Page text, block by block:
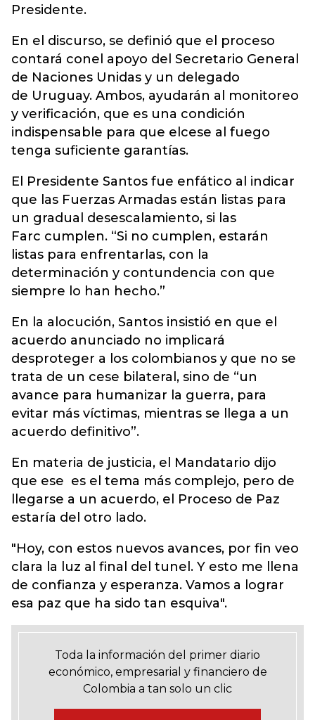
Presidente.
En el discurso, se definió que el proceso
contará conel apoyo del Secretario General
de Naciones Unidas y un delegado
de Uruguay. Ambos, ayudarán al monitoreo
y verificación, que es una condición
indispensable para que elcese al fuego
tenga suficiente garantías.
El Presidente Santos fue enfático al indicar
que las Fuerzas Armadas están listas para
un gradual desescalamiento, si las
Farc cumplen. “Si no cumplen, estarán
listas para enfrentarlas, con la
determinación y contundencia con que
siempre lo han hecho.”
En la alocución, Santos insistió en que el
acuerdo anunciado no implicará
desproteger a los colombianos y que no se
trata de un cese bilateral, sino de “un
avance para humanizar la guerra, para
evitar más víctimas, mientras se llega a un
acuerdo definitivo”.
En materia de justicia, el Mandatario dijo
que ese es el tema más complejo, pero de
llegarse a un acuerdo, el Proceso de Paz
estaría del otro lado.
"Hoy, con estos nuevos avances, por fin veo
clara la luz al final del tunel. Y esto me llena
de confianza y esperanza. Vamos a lograr
esa paz que ha sido tan esquiva".
Toda la información del primer diario
económico, empresarial y financiero de
Colombia a tan solo un clic